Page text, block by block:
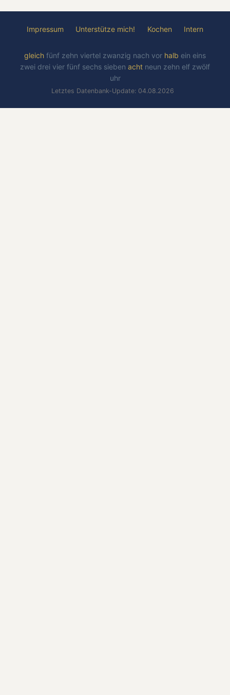
Impressum Unterstütze mich! Kochen Intern
gleich fünf zehn viertel zwanzig nach vor halb ein eins
zwei drei vier fünf sechs sieben acht neun zehn elf zwölf
uhr
Letztes Datenbank-Update: 04.08.2026